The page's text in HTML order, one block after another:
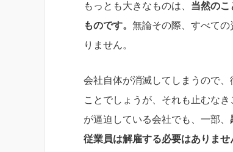
もっとも大きなものは、 当然のこ
ものです。 無論その際、すべて
りません。
会社自体が消滅してしまうので
ことでしょうが、それも止むな
が逼迫している会社でも、一部、
従業員は解雇する必要はありませ